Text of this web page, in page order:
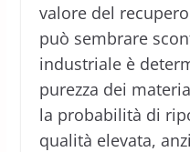
valore del
può sembrare
industriale è
purezza dei
la probabilità di
qualità elevata,